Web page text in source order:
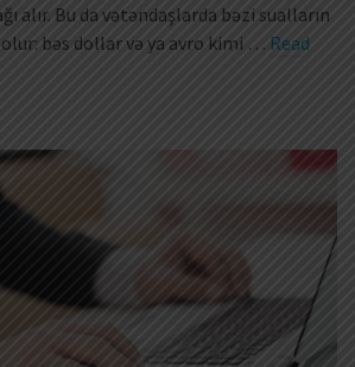
alır. Bu da vətəndaşlarda bəzi sualların
olur: bəs dollar və ya avro kimi … Read